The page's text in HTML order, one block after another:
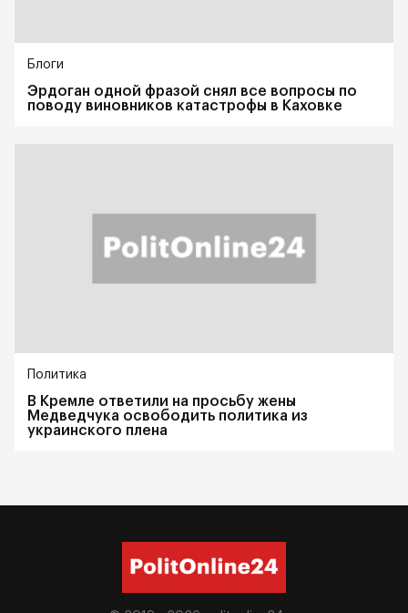
Блоги
Эрдоган одной фразой снял все вопросы по
поводу виновников катастрофы в Каховке
Политика
В Кремле ответили на просьбу жены
Медведчука освободить политика из
украинского плена